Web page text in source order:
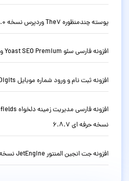
پوسته چندمنظوره The7 وردپرس نسخه 8.3.0
افزونه فارسی سئو Yoast SEO Premium وردپرس نسخه حرفه ای 28.2
افزونه ثبت نام و ورود شماره موبایل Digits وردپرس نسخه 9.2
نسخه حرفه ای 6.8.7
افزونه جت انجین المنتور JetEngine نسخه 3.8.13.2